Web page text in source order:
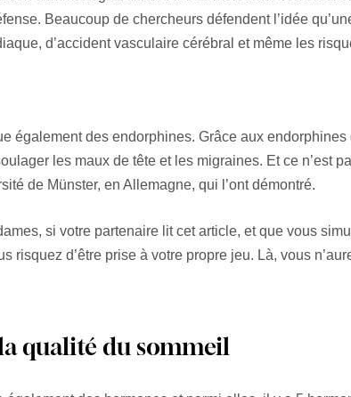
Beaucoup de chercheurs défendent l’idée
d’accident vasculaire cérébral et même les
également des endorphines. Grâce aux endorphines
les maux de tête et les migraines. Et ce n’est
de Münster, en Allemagne, qui l’ont démontré.
si votre partenaire lit cet article, et que vous
risquez d’être prise à votre propre jeu. Là, vous
qualité du sommeil